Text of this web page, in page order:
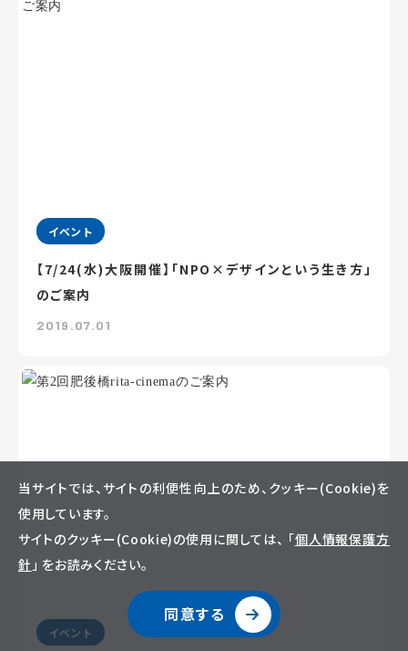
イベント
【7/24(水)大阪開催】「NPO×デザインという生き方」
のご案内
2019.07.01
イベント
当サイトでは、サイトの利便性向上のため、クッキー(Cookie)を
使用しています。
サイトのクッキー(Cookie)の使用に関しては、 「個人情報保護方
針」 をお読みください。
同意する